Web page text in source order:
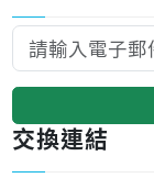
交換連結